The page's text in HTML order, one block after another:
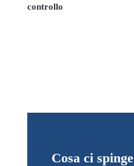
controllo
Cosa ci spinge